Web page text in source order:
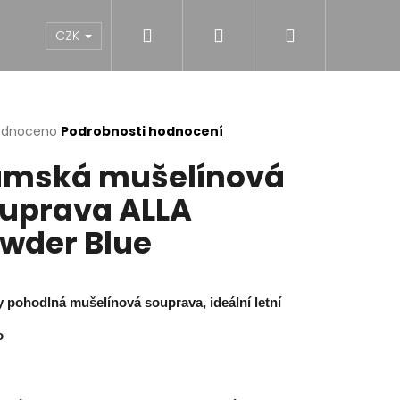
DÍVKY CHLAPCI MUŽI
CZK Přihlášení
Podrobnosti hodnocení
mušelínová
ALLA
Blue
pohodlná mušelínová souprava, ideální letní